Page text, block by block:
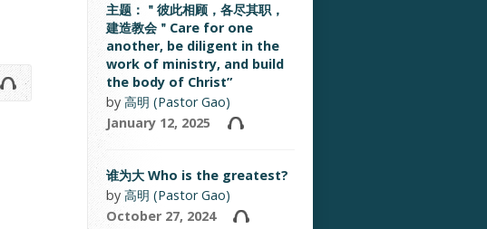
主题：＂彼此相顾，各尽其职，
建造教会＂Care for one
another, be diligent in the
work of ministry, and build
the body of Christ”
by 高明 (Pastor Gao)
January 12, 2025
谁为大 Who is the greatest?
by 高明 (Pastor Gao)
October 27, 2024